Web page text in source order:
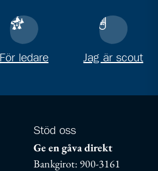
För ledare Jag är scout
Stöd oss
Ge en gåva direkt
Bankgirot: 900-3161